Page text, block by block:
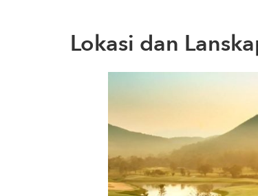
Lokasi dan